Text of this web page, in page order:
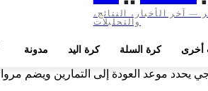
— آخر الأخبار، النتائج،
والتحليلات
أخرى كرة السلة كرة اليد مدونة
يحدد موعد العودة إلى التمارين ويضم